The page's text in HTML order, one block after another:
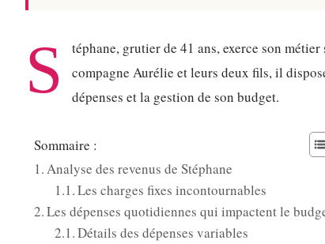
S
téphane, grutier de 41 ans, exerce son
compagne Aurélie et leurs deux fils, il
dépenses et la gestion de son budget.
Sommaire :
Analyse des revenus de Stéphane
Les charges fixes incontournables
Les dépenses quotidiennes qui impactent le
Détails des dépenses variables